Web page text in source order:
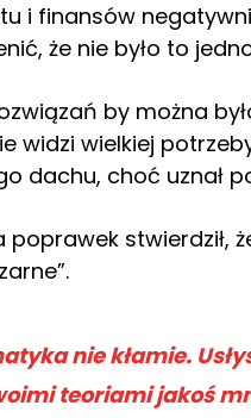
i finansów
że nie było to
by można
widzi wielkiej
dachu, choć uznał
poprawek stwierdził,
nie kłamie.
teoriami jakoś